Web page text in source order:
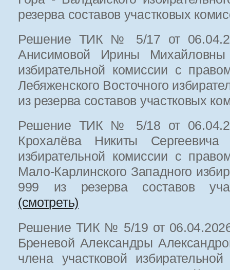
резерва составов участковых
Решение ТИК № 5/17 от
Анисимовой Ирины Михайловны
избирательной комиссии с
Лебяженского Восточного
из резерва составов участковых
Решение ТИК № 5/18 от
Крохалёва Никиты Сергеевича
избирательной комиссии с
Мало-Карлинского Западного
999 из резерва составов
(смотреть)
Решение ТИК № 5/19 от
Бреневой Александры
члена участковой